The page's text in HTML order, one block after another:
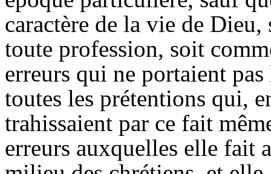
caractère de la vie de
toute profession, soit
erreurs qui ne portaient
toutes les prétentions qui,
trahissaient par ce fait
erreurs auxquelles elle fait